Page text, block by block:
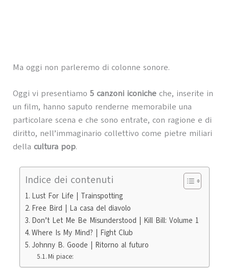
Ma oggi non parleremo di colonne sonore.
Oggi vi presentiamo 5 canzoni iconiche che, inserite in
un film, hanno saputo renderne memorabile una
particolare scena e che sono entrate, con ragione e di
diritto, nell’immaginario collettivo come pietre miliari
della cultura pop.
Indice dei contenuti
Lust For Life | Trainspotting
Free Bird | La casa del diavolo
Don’t Let Me Be Misunderstood | Kill Bill: Volume 1
Where Is My Mind? | Fight Club
Johnny B. Goode | Ritorno al futuro
Mi piace: